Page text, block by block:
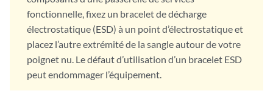
fonctionnelle, fixez un bracelet de décharge
électrostatique (ESD) à un point d’électrostatique et
placez l’autre extrémité de la sangle autour de votre
poignet nu. Le défaut d’utilisation d’un bracelet ESD
peut endommager l’équipement.